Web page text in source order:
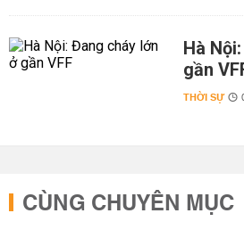
Hà
gần
THỜI SỰ
CÙNG CHUYÊN MỤC